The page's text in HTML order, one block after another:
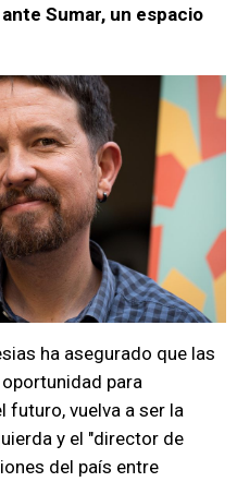
Sumar, un espacio
ha asegurado que las
para
futuro, vuelva a ser la
y el "director de
del país entre